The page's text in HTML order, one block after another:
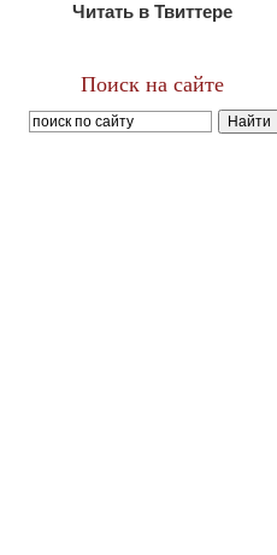
Читать в Твиттере
Поиск на сайте